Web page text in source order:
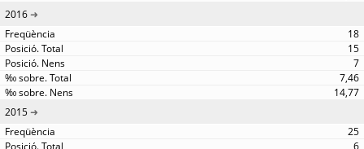
2016
18
15
7
7,46
14,77
2015
25
6